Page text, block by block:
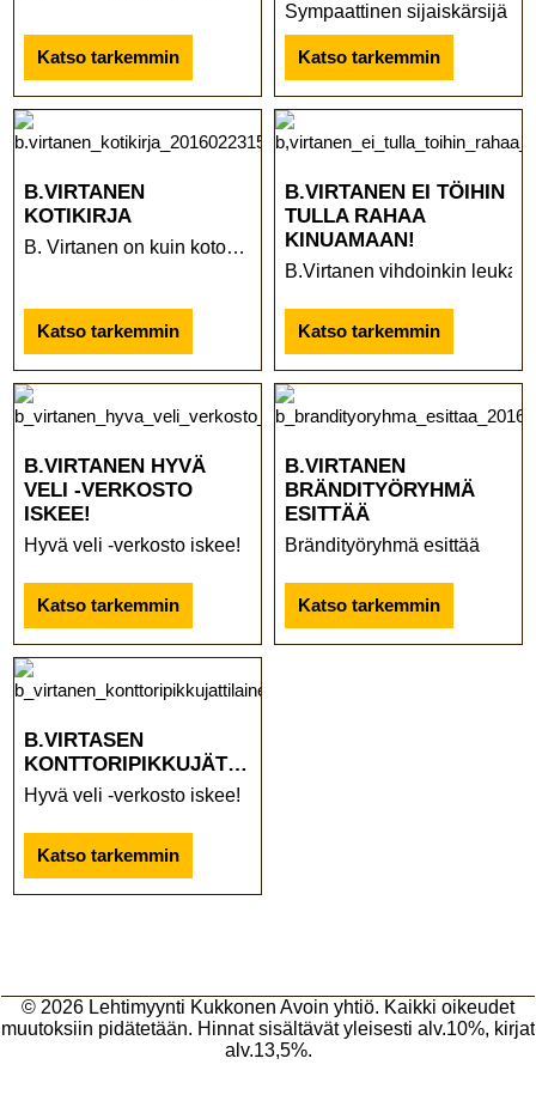
Katso tarkemmin
Sympaattinen sijaiskärsijä
Katso tarkemmin
B.VIRTANEN
KOTIKIRJA
B. Virtanen on kuin kotonanne ...
Katso tarkemmin
B.VIRTANEN EI TÖIHIN
TULLA RAHAA
KINUAMAAN!
B.Virtanen vihdoinkin leuka
Katso tarkemmin
B.VIRTANEN HYVÄ
VELI -VERKOSTO
ISKEE!
Hyvä veli -verkosto iskee!
Katso tarkemmin
B.VIRTANEN
BRÄNDITYÖRYHMÄ
ESITTÄÄ
Brändityöryhmä esittää
Katso tarkemmin
B.VIRTASEN
KONTTORIPIKKUJÄTTILÄINEN
Hyvä veli -verkosto iskee!
Katso tarkemmin
© 2026 Lehtimyynti Kukkonen Avoin yhtiö. Kaikki oikeudet
muutoksiin pidätetään. Hinnat sisältävät yleisesti alv.10%, kirjat
alv.13,5%.